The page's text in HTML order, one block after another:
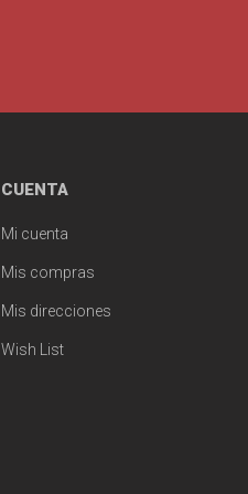
CUENTA
Mi cuenta
Mis compras
Mis direcciones
Wish List